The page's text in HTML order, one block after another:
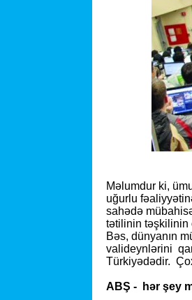
Məlumdur ki,
uğurlu
sahədə
tətilinin təşkilinin
Bəs, dünyanın
valideynlərini
Türkiyədədir.
ABŞ - hər şey